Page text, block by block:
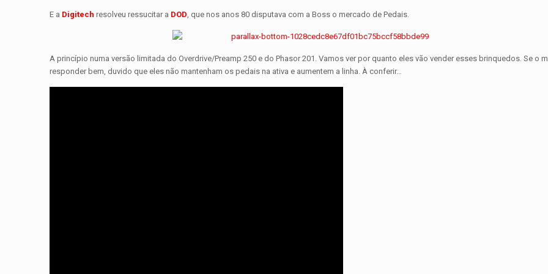
E a Digitech resolveu ressucitar a DOD , que nos anos 80 disputava com a Boss o mercado de Pedais.
A princípio numa versão limitada do Overdrive/Preamp 250 e do Phasor 201. Vamos ver por quanto eles vão vender esses brinquedos. Se o
responder bem, duvido que eles não mantenham os pedais na ativa e aumentem a linha. À conferir…